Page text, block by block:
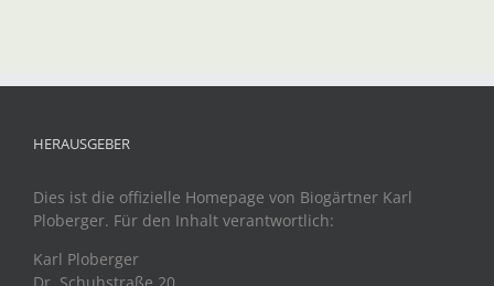
HERAUSGEBER
Dies ist die offizielle Homepage von Biogärtner Karl
Ploberger. Für den Inhalt verantwortlich:
Karl Ploberger